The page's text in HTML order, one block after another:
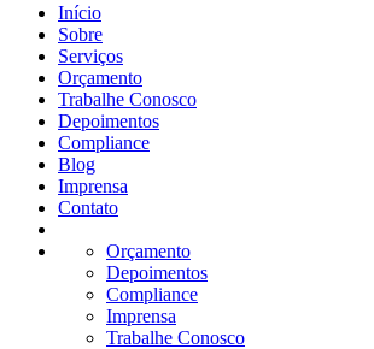
Início
Sobre
Serviços
Orçamento
Trabalhe Conosco
Depoimentos
Compliance
Blog
Imprensa
Contato
Orçamento
Depoimentos
Compliance
Imprensa
Trabalhe Conosco